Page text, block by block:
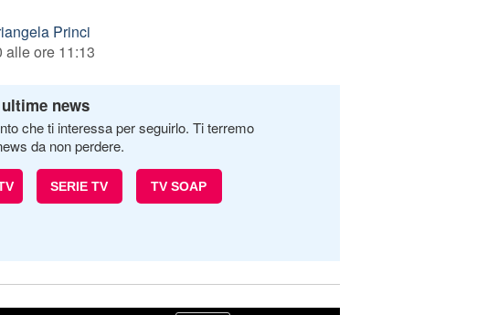
Princi
alle ore 11:13
news
che ti interessa per seguirlo. Ti terremo
da non perdere.
SERIE TV TV SOAP